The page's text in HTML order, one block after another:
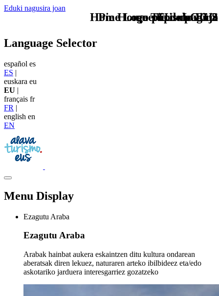
Eduki nagusira joan
TU - LOGO
Language Selector
español es
ES |
euskara eu
EU |
français fr
FR |
english en
EN
Menu Display
Ezagutu Araba
Ezagutu Araba
Arabak hainbat aukera eskaintzen ditu kultura ondarean
aberatsak diren lekuez, naturaren arteko ibilbideez eta/edo
askotariko jarduera interesgarriez gozatzeko
que tipo de viaje
Home Logo pie de página
Pie Home Turismo EUS